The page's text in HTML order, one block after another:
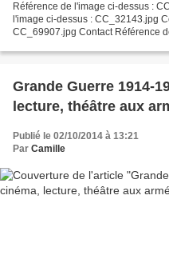
Référence de l'image ci-dessus :
l'image ci-dessus : CC_32143.jpg
CC_69907.jpg Contact Référence
Grande Guerre 1914-
lecture, théâtre aux
Publié le 02/10/2014 à 13:21
Par Camille